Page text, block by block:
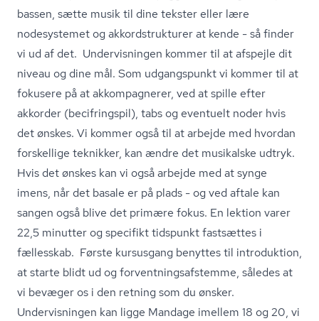
bassen, sætte musik til dine tekster eller lære
nodesystemet og ak­kord­s­truk­tu­rer at kende - så finder
vi ud af det. Undervisningen kommer til at afspejle dit
niveau og dine mål. Som udgangspunkt vi kommer til at
fokusere på at akkompagnerer, ved at spille efter
akkorder (becifringspil), tabs og eventuelt noder hvis
det ønskes. Vi kommer også til at arbejde med hvordan
forskellige teknikker, kan ændre det musikalske udtryk.
Hvis det ønskes kan vi også arbejde med at synge
imens, når det basale er på plads - og ved aftale kan
sangen også blive det primære fokus. En lektion varer
22,5 minutter og specifikt tidspunkt fastsættes i
fællesskab. Første kursusgang benyttes til introduktion,
at starte blidt ud og for­vent­nings­af­stem­me, således at
vi bevæger os i den retning som du ønsker.
Undervisningen kan ligge Mandage imellem 18 og 20, vi